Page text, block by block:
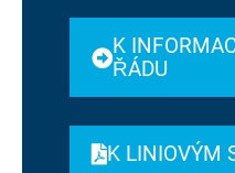
K
ŘÁDU
K LINIOVÝM